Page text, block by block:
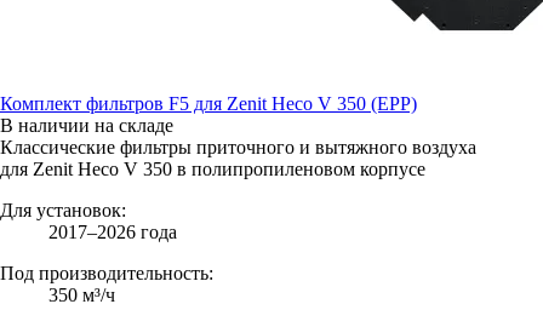
Комплект фильтров F5 для Zenit Heco V 350 (EPP)
В наличии на складе
Классические фильтры приточного и вытяжного воздуха
для Zenit Heco V 350 в полипропиленовом корпусе
Для установок:
2017–2026 года
Под производительность:
350 м³/ч